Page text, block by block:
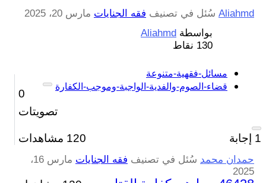
Aliahmd سُئل في تصنيف فقه الجنايات مارس 20، 2025
بواسطة Aliahmd
130 نقاط
مسائل-فقهية-متنوعة
قضاء-الصوم-والفدية-الواجبة-وموجب-الكفارة
0
تصويتات
1 إجابة 120 مشاهدات
حمدان محمد سُئل في تصنيف فقه الجنايات
مارس 16،
2025